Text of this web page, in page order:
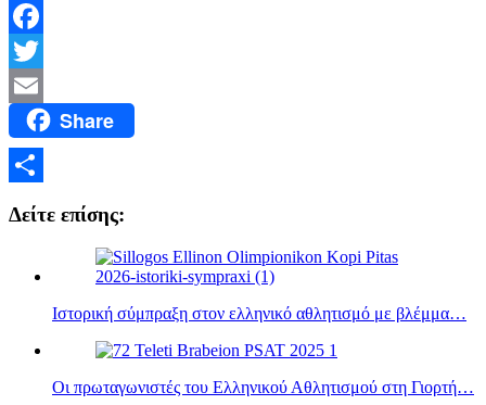
Facebook
Twitter
Email Share
Δείτε επίσης:
Ιστορική σύμπραξη στον ελληνικό αθλητισμό με βλέμμα…
Οι πρωταγωνιστές του Ελληνικού Αθλητισμού στη Γιορτή…